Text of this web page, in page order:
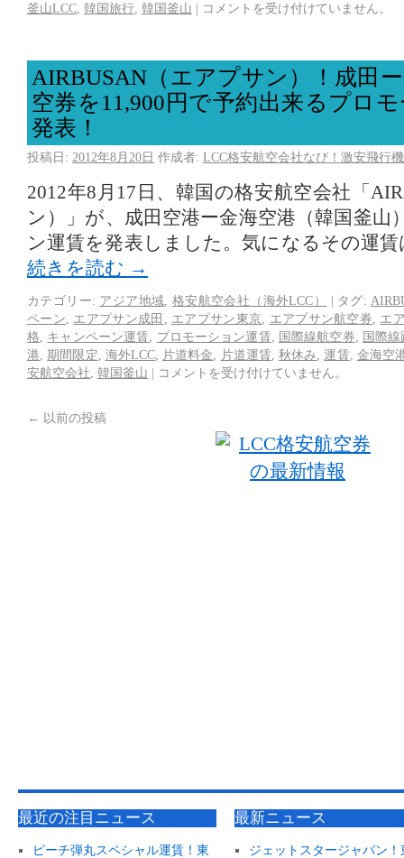
釜山LCC 韓国旅行 韓国釜山 | コメントを受け付けていません。
AIRBUSAN（エアプサン）！成田
空券を11,900円で予約出来るプロ
発表！
投稿日: 2012年8月20日 作成者: LCC格安航空会社なび！激安飛行
2012年8月17日、韓国の格安航空会社「
ン）」が、成田空港ー金海空港（韓国釜山
ン運賃を発表しました。気になるその運賃
続きを読む →
カテゴリー: アジア地域 格安航空会社（海外LCC） | タグ:
ペーン
エアプサン成田 エアプサン東京 エアプサン航空券
エ
格
キャンペーン運賃 プロモーション運賃 国際線航空券
国際
港 ,期間限定 海外LCC, 片道料金 片道運賃 ,秋休み ,運賃 金海空
安航空会社 韓国釜山 | コメントを受け付けていません。
← 以前の投稿
最近の注目ニュース
ピーチ弾丸スペシャル運賃！東
最新ニュース
ジェットスタージャパン！